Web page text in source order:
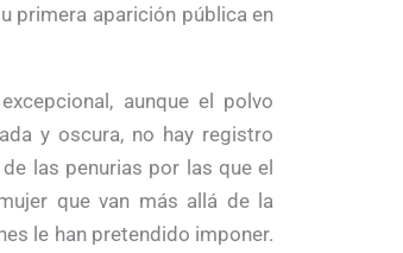
primera aparición pública en
aunque el polvo
y oscura, no hay registro
las penurias por las que el
que van más allá de la
le han pretendido imponer.